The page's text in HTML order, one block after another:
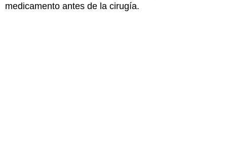
medicamento antes de la cirugía.